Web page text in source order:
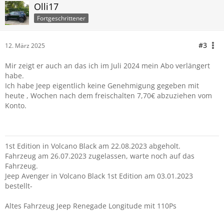
Olli17
Fortgeschrittener
12. März 2025 #3
Mir zeigt er auch an das ich im Juli 2024 mein Abo verlängert
habe.
Ich habe Jeep eigentlich keine Genehmigung gegeben mit
heute , Wochen nach dem freischalten 7,70€ abzuziehen vom
Konto.
1st Edition in Volcano Black am 22.08.2023 abgeholt.
Fahrzeug am 26.07.2023 zugelassen, warte noch auf das
Fahrzeug.
Jeep Avenger in Volcano Black 1st Edition am 03.01.2023
bestellt-
Altes Fahrzeug Jeep Renegade Longitude mit 110Ps